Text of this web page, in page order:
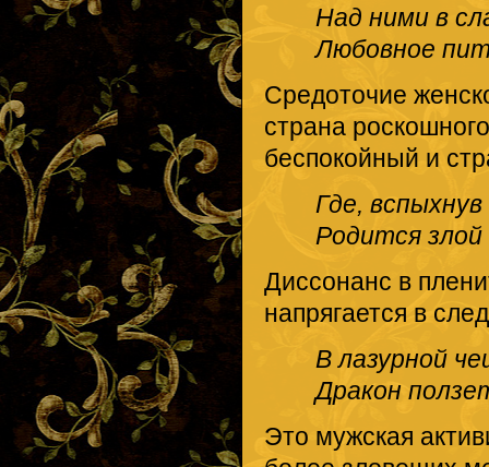
Над ними в
Любовное
Средоточие
страна
беспокойный и
Где,
Родится
Диссонанс в
напрягается в
В лазурной
Дракон
Это мужская